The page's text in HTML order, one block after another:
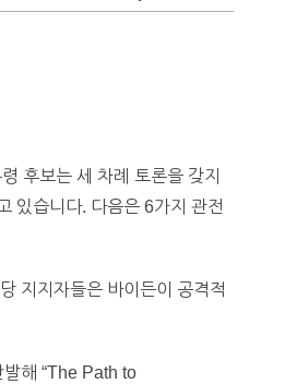
후보는 세 차례 토론을 갖지
있습니다. 다음은 6가지 관전
지지자들은 바이든이 공격적
해 “The Path to